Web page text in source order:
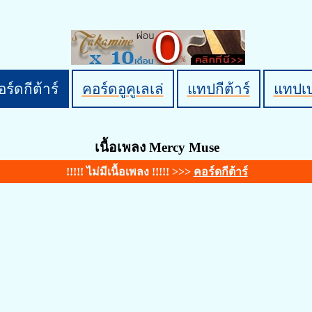
ร์ดกีต้าร์ คอร์ดอูคูเลเล่ แทปกีต้าร์ แทปเ
เนื้อเพลง Mercy Muse
!!!!! ไม่มีเนื้อเพลง !!!!! >>> คอร์ดกีต้าร์